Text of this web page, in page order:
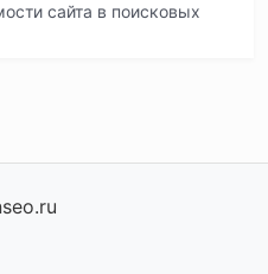
сайта в поисковых